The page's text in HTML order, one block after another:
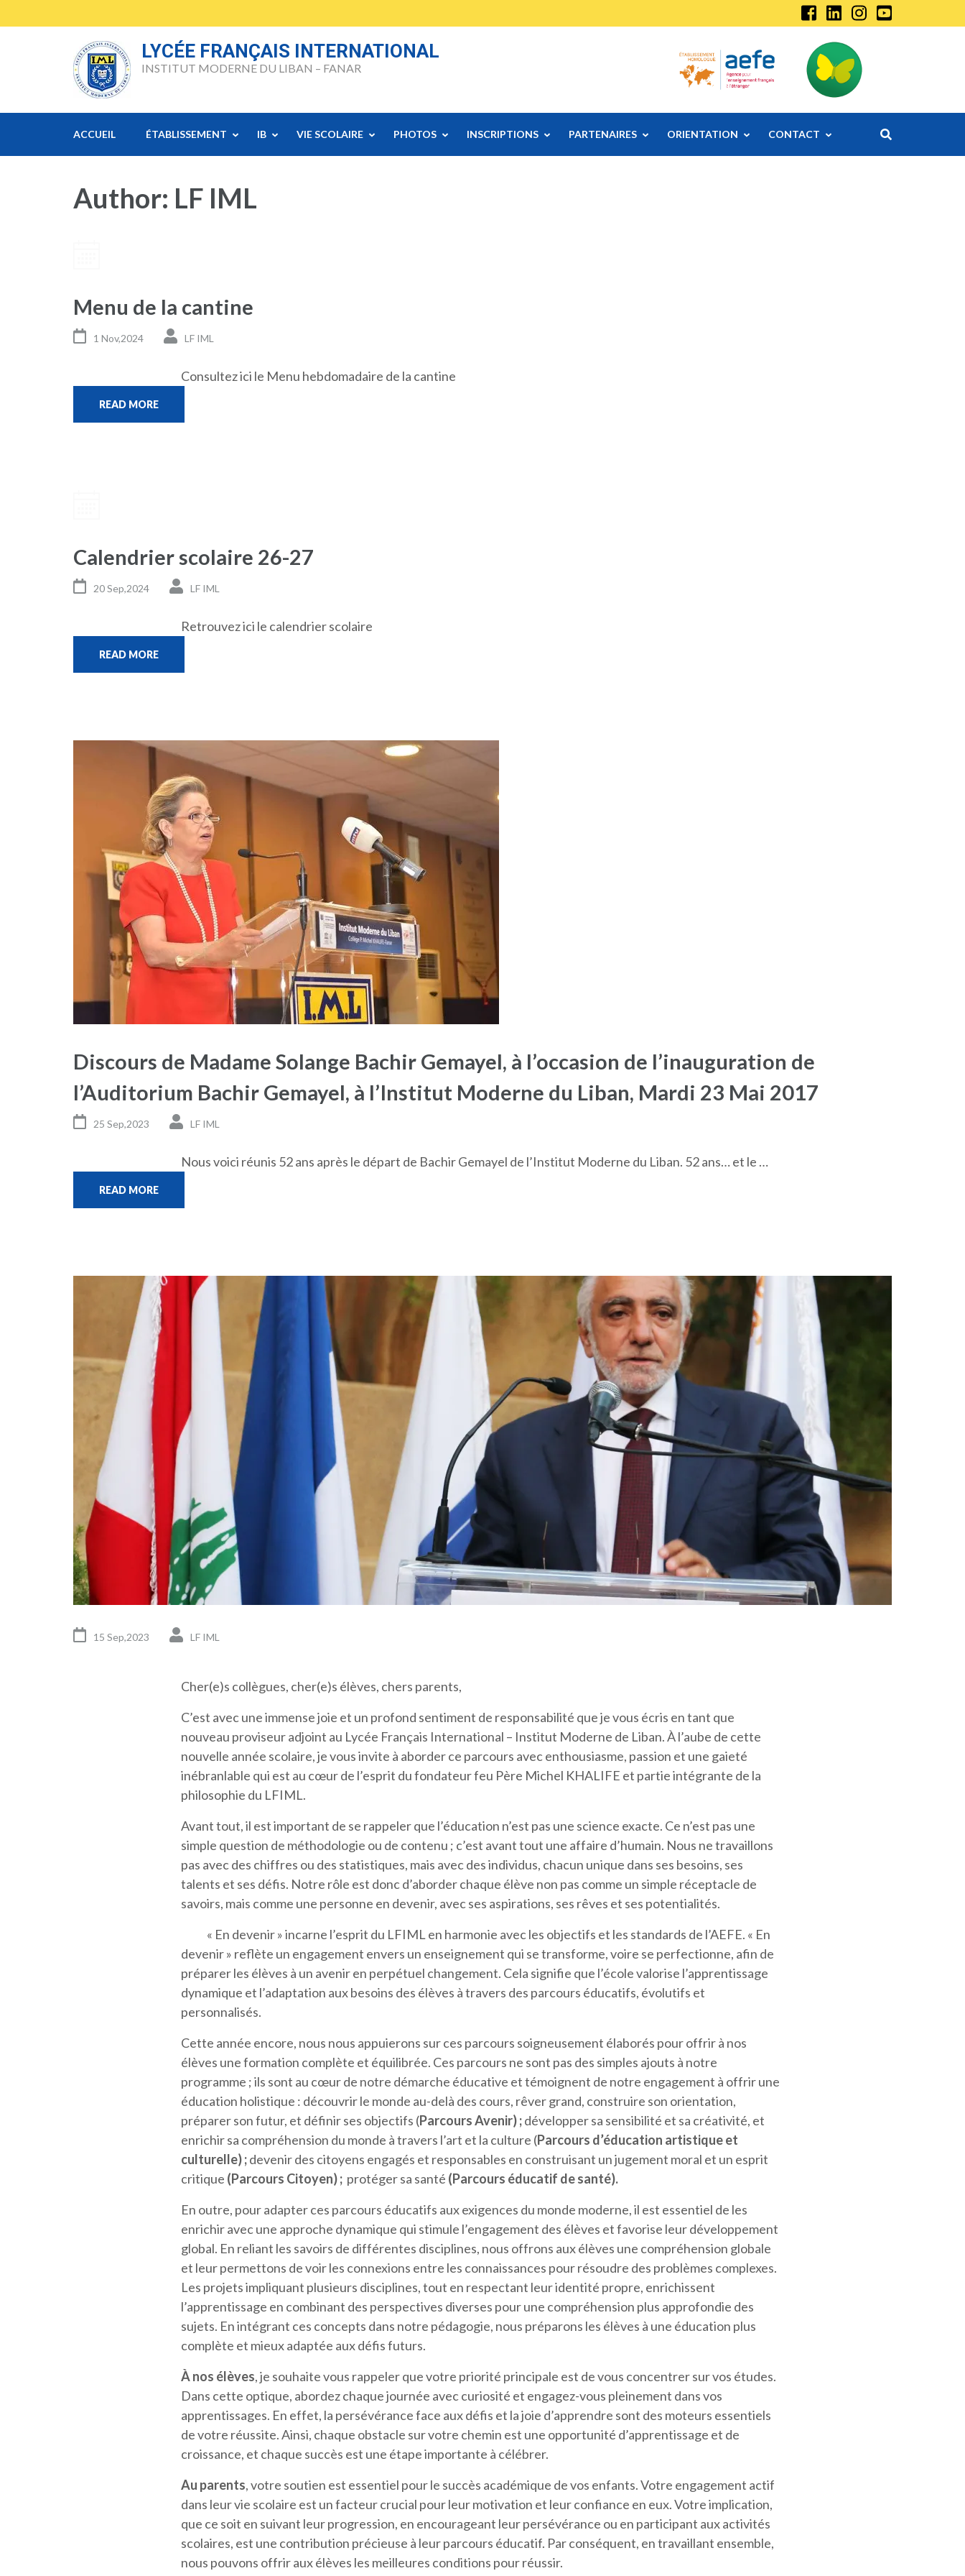
to
LYCÉE FRANÇAIS INTERNATIONAL
INSTITUT MODERNE DU LIBAN – FANAR
ACCUEIL ÉTABLISSEMENT IB VIE SCOLAIRE PHOTOS INSCRIPTIONS PARTENAIRES ORIENTATION CONTACT
Author: LF IML
Menu de la cantine
1 Nov,2024 LF IML
Consultez ici le Menu hebdomadaire de la cantine
READ MORE
Calendrier scolaire 26-27
20 Sep,2024 LF IML
Retrouvez ici le calendrier scolaire
READ MORE
Discours de Madame Solange Bachir Gemayel, à l’occasion de l’inauguration de
l’Auditorium Bachir Gemayel, à l’Institut Moderne du Liban, Mardi 23 Mai 2017
25 Sep,2023 LF IML
Nous voici réunis 52 ans après le départ de Bachir Gemayel de l’Institut Moderne du Liban. 52 ans… et le …
READ MORE
15 Sep,2023 LF IML
Cher(e)s collègues, cher(e)s élèves, chers parents,
C’est avec une immense joie et un profond sentiment de responsabilité que je vous écris en tant que
nouveau proviseur adjoint au Lycée Français International – Institut Moderne de Liban. À l’aube de cette
nouvelle année scolaire, je vous invite à aborder ce parcours avec enthousiasme, passion et une gaieté
inébranlable qui est au cœur de l’esprit du fondateur feu Père Michel KHALIFE et partie intégrante de la
philosophie du LFIML.
Avant tout, il est important de se rappeler que l’éducation n’est pas une science exacte. Ce n’est pas une
simple question de méthodologie ou de contenu ; c’est avant tout une affaire d’humain. Nous ne travaillons
pas avec des chiffres ou des statistiques, mais avec des individus, chacun unique dans ses besoins, ses
talents et ses défis. Notre rôle est donc d’aborder chaque élève non pas comme un simple réceptacle de
savoirs, mais comme une personne en devenir, avec ses aspirations, ses rêves et ses potentialités.
« En devenir » incarne l’esprit du LFIML en harmonie avec les objectifs et les standards de l’AEFE. « En
devenir » reflète un engagement envers un enseignement qui se transforme, voire se perfectionne, afin de
préparer les élèves à un avenir en perpétuel changement. Cela signifie que l’école valorise l’apprentissage
dynamique et l’adaptation aux besoins des élèves à travers des parcours éducatifs, évolutifs et
personnalisés.
Cette année encore, nous nous appuierons sur ces parcours soigneusement élaborés pour offrir à nos
élèves une formation complète et équilibrée. Ces parcours ne sont pas des simples ajouts à notre
programme ; ils sont au cœur de notre démarche éducative et témoignent de notre engagement à offrir une
éducation holistique : découvrir le monde au-delà des cours, rêver grand, construire son orientation,
préparer son futur, et définir ses objectifs (Parcours Avenir);développer sa sensibilité et sa créativité, et
enrichir sa compréhension du monde à travers l’art et la culture (Parcours d’éducation artistique et
culturelle);devenir des citoyens engagés et responsables en construisant un jugement moral et un esprit
critique (Parcours Citoyen); protéger sa santé (Parcours éducatif de santé).
En outre, pour adapter ces parcours éducatifs aux exigences du monde moderne, il est essentiel de les
enrichir avec une approche dynamique qui stimule l’engagement des élèves et favorise leur développement
global. En reliant les savoirs de différentes disciplines, nous offrons aux élèves une compréhension globale
et leur permettons de voir les connexions entre les connaissances pour résoudre des problèmes complexes.
Les projets impliquant plusieurs disciplines, tout en respectant leur identité propre, enrichissent
l’apprentissage en combinant des perspectives diverses pour une compréhension plus approfondie des
sujets. En intégrant ces concepts dans notre pédagogie, nous préparons les élèves à une éducation plus
complète et mieux adaptée aux défis futurs.
À nos élèves, je souhaite vous rappeler que votre priorité principale est de vous concentrer sur vos études.
Dans cette optique, abordez chaque journée avec curiosité et engagez-vous pleinement dans vos
apprentissages. En effet, la persévérance face aux défis et la joie d’apprendre sont des moteurs essentiels
de votre réussite. Ainsi, chaque obstacle sur votre chemin est une opportunité d’apprentissage et de
croissance, et chaque succès est une étape importante à célébrer.
Au parents, votre soutien est essentiel pour le succès académique de vos enfants. Votre engagement actif
dans leur vie scolaire est un facteur crucial pour leur motivation et leur confiance en eux. Votre implication,
que ce soit en suivant leur progression, en encourageant leur persévérance ou en participant aux activités
scolaires, est une contribution précieuse à leur parcours éducatif. Par conséquent, en travaillant ensemble,
nous pouvons offrir aux élèves les meilleures conditions pour réussir.